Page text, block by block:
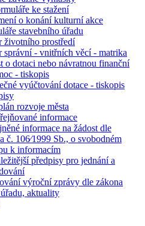
ke stažení
o konání kulturní akce
stavebního úřadu
životního prostředí
správní - vnitřních věcí - matrika
o dotaci nebo návratnou finanční
- tiskopis
vyúčtování dotace - tiskopis
rozvoje města
informace
informace na žádost dle
č. 106⁄1999 Sb., o svobodném
k informacím
předpisy pro jednání a
výroční zprávy dle zákona
aktuality